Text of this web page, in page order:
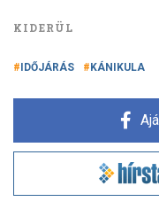
KIDERÜL
IDŐJÁRÁS KÁNIKULA